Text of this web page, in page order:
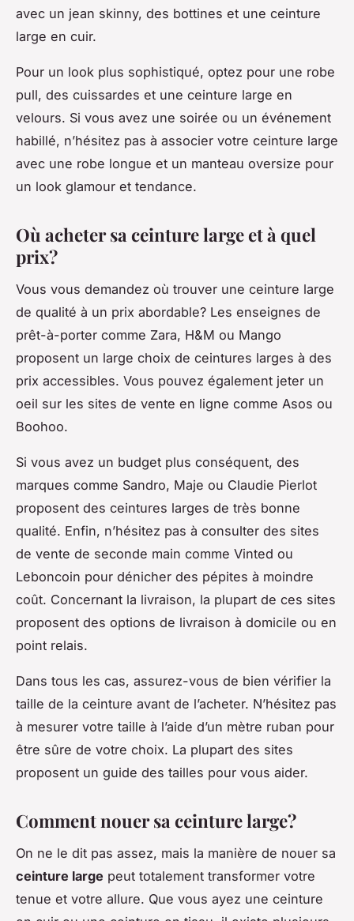
avec un jean skinny, des bottines et une ceinture
large en cuir.
Pour un look plus sophistiqué, optez pour une robe
pull, des cuissardes et une ceinture large en
velours. Si vous avez une soirée ou un événement
habillé, n’hésitez pas à associer votre ceinture large
avec une robe longue et un manteau oversize pour
un look glamour et tendance.
Où acheter sa ceinture large et à quel
prix?
Vous vous demandez où trouver une ceinture large
de qualité à un prix abordable? Les enseignes de
prêt-à-porter comme Zara, H&M ou Mango
proposent un large choix de ceintures larges à des
prix accessibles. Vous pouvez également jeter un
oeil sur les sites de vente en ligne comme Asos ou
Boohoo.
Si vous avez un budget plus conséquent, des
marques comme Sandro, Maje ou Claudie Pierlot
proposent des ceintures larges de très bonne
qualité. Enfin, n’hésitez pas à consulter des sites
de vente de seconde main comme Vinted ou
Leboncoin pour dénicher des pépites à moindre
coût. Concernant la livraison, la plupart de ces sites
proposent des options de livraison à domicile ou en
point relais.
Dans tous les cas, assurez-vous de bien vérifier la
taille de la ceinture avant de l’acheter. N’hésitez pas
à mesurer votre taille à l’aide d’un mètre ruban pour
être sûre de votre choix. La plupart des sites
proposent un guide des tailles pour vous aider.
Comment nouer sa ceinture large?
On ne le dit pas assez, mais la manière de nouer sa
ceinture large peut totalement transformer votre
tenue et votre allure. Que vous ayez une ceinture